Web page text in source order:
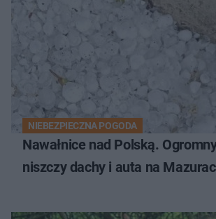
NIEBEZPIECZNA POGODA
Nawałnice nad Polską.
niszczy dachy i auta na